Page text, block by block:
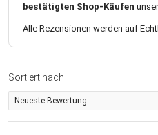
bestätigten Shop-Käufen
Alle Rezensionen werden auf
Sortiert nach